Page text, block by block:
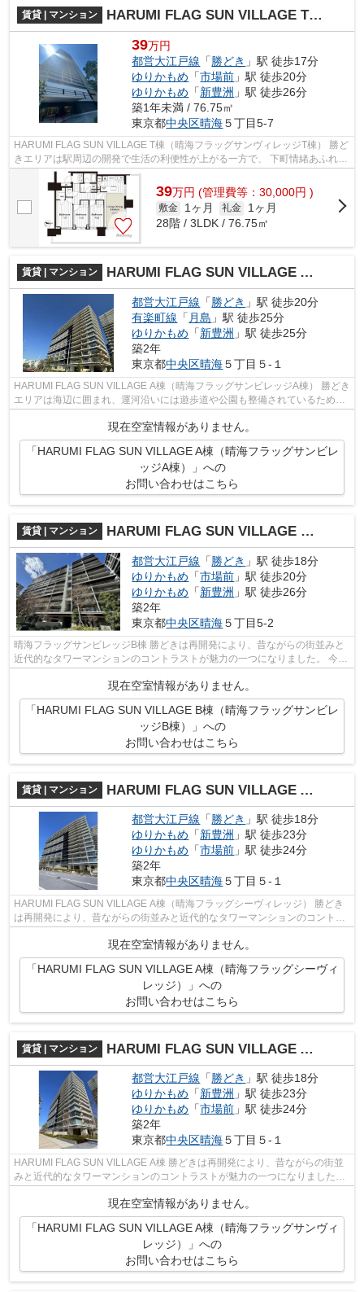
賃貸 | マンション HARUMI FLAG SUN VILLAGE T棟（晴海フラッグサンヴィレッジT棟）
39万円
都営大江戸線 「勝どき 」駅 徒歩17分
ゆりかもめ 「市場前 」駅 徒歩20分
ゆりかもめ 「新豊洲 」駅 徒歩26分
築1年未満 / 76.75㎡
東京都中央区晴海５丁目5-7
HARUMI FLAG SUN VILLAGE T棟（晴海フラッグサンヴィレッジT棟） 勝ど
きエリアは駅周辺の開発で生活の利便性が上がる一方で、 下町情緒あふれる
街並みや隅田川を従来する屋形船など、...
39万円 (管理費等：30,000円 )
敷金 1ヶ月 礼金
1ヶ月
28階 / 3LDK / 76.75㎡
賃貸 | マンション HARUMI FLAG SUN VILLAGE A棟（晴海フラッグサンビレッジA棟）
都営大江戸線 「 勝どき 」駅 徒歩20分
有楽町線 「 月島 」駅 徒歩25分
ゆりかもめ 「新豊洲 」駅 徒歩25分
築2年
東京都中央区晴海５丁目５-１
HARUMI FLAG SUN VILLAGE A棟（晴海フラッグサンビレッジA棟） 勝どき
エリアは海辺に囲まれ、運河沿いには遊歩道や公園も整備されているため、
現在空室情報がありません。
「HARUMI FLAG SUN VILLAGE A棟（晴海フラッグサンビレ
ッジA棟）」への
お問い合わせはこちら
賃貸 | マンション HARUMI FLAG SUN VILLAGE B棟（晴海フラッグサンビレッジB棟）
都営大江戸線 「 勝どき 」駅 徒歩18分
ゆりかもめ 「市場前 」駅 徒歩20分
ゆりかもめ 「新豊洲 」駅 徒歩26分
築2年
東京都中央区晴海５丁目5-2
晴海フラッグサンビレッジB棟 勝どきは再開発により、昔ながらの街並みと
近代的なタワーマンションのコントラストが魅力の一つになりました。 今後
現在空室情報がありません。
「HARUMI FLAG SUN VILLAGE B棟（晴海フラッグサンビレ
ッジB棟）」への
お問い合わせはこちら
賃貸 | マンション HARUMI FLAG SUN VILLAGE A棟（晴海フラッグシーヴィレッジ）
都営大江戸線 「勝どき 」駅 徒歩18分
ゆりかもめ 「新豊洲 」駅 徒歩23分
ゆりかもめ 「市場前 」駅 徒歩24分
築2年
東京都中央区晴海５丁目５-１
HARUMI FLAG SUN VILLAGE A棟（晴海フラッグシーヴィレッジ） 勝どき
は再開発により、昔ながらの街並みと近代的なタワーマンションのコントラ
現在空室情報がありません。
「HARUMI FLAG SUN VILLAGE A棟（晴海フラッグシーヴィ
レッジ）」への
お問い合わせはこちら
賃貸 | マンション HARUMI FLAG SUN VILLAGE A棟（晴海フラッグサンヴィレッジ）
都営大江戸線 「 勝どき 」駅 徒歩18分
ゆりかもめ 「新豊洲 」駅 徒歩23分
ゆりかもめ 「市場前 」駅 徒歩24分
築2年
東京都中央区晴海５丁目５-１
HARUMI FLAG SUN VILLAGE A棟 勝どきは再開発により、昔ながらの街並
みと近代的なタワーマンションのコントラストが魅力の一つになりました。
今後も更なる発展が期待されているエリ...
現在空室情報がありません。
「HARUMI FLAG SUN VILLAGE A棟（晴海フラッグサンヴィ
レッジ）」への
お問い合わせはこちら